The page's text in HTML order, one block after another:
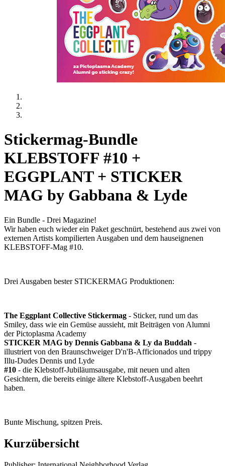
Stickermag-Bundle
KLEBSTOFF #10 +
EGGPLANT + STICKER
MAG by Gabbana & Lyde
Ein Bundle - Drei Magazine!
Wir haben euch wieder ein Paket geschnürt, bestehend aus zwei von
externen Artists kompilierten Ausgaben und dem hauseignenen
KLEBSTOFF-Mag #10.
Drei Ausgaben bester STICKERMAG Produktionen:
The Eggplant Collective Stickermag - Sticker, rund um das
Smiley, dass wie ein Gemüse aussieht, mit Beiträgen von Alumni
der Pictoplasma Academy
STICKER MAG by Dennis Gabbana & Ly da Buddah -
illustriert von den Braunschweiger D'n'B-Afficionados und trippy
Illu-Dudes Dennis und Lyde
#10 - die Klebstoff-Jubiläumsausgabe, mit neuen und alten
Gesichtern, die bereits einige ältere Klebstoff-Ausgaben beehrt
haben.
Bunte Mischung, spitzen Preis.
Kurzübersicht